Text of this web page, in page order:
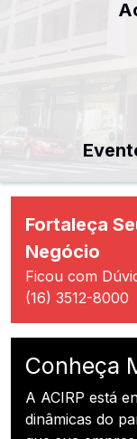
Fortaleça
Negócio
Ficou com
(16) 3512-8000
Conheça
A ACIRP está
dinâmicas do